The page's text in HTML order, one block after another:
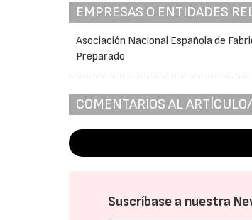
EMPRESAS O ENTIDADES
Asociación Nacional Española de
Preparado
COMENTARIOS AL
Suscríbase a nuestra